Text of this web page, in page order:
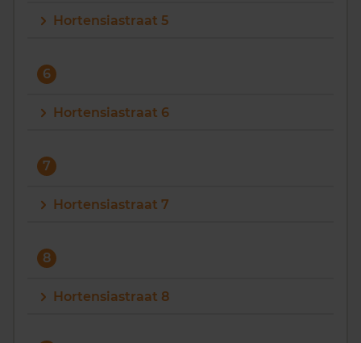
Hortensiastraat 5
6
Hortensiastraat 6
7
Hortensiastraat 7
8
Hortensiastraat 8